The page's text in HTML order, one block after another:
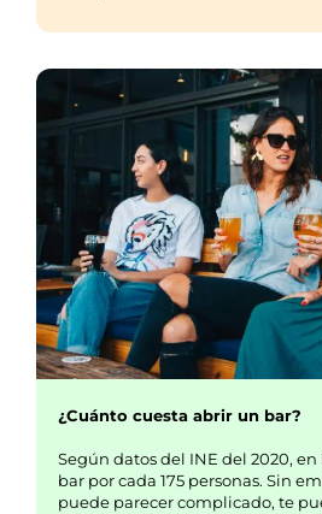
¿Cuánto cuesta abrir un bar?
Según datos del INE del 2020,
bar por cada 175 personas. Sin
puede parecer complicado, te